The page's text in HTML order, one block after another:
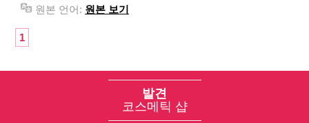
원본 언어: 원본 보기
1
발견
코스메틱 샵